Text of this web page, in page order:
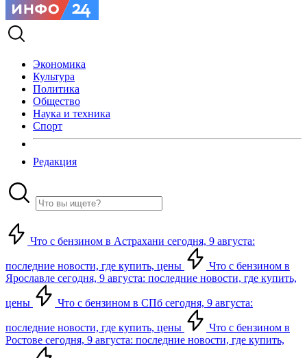
Экономика
Культура
Политика
Общество
Наука и техника
Спорт
Редакция
Что с бензином в Астрахани сегодня, 9 августа:
последние новости, где купить, цены
Что с бензином в
Ярославле сегодня, 9 августа: последние новости, где купить,
цены Что с бензином в СПб сегодня, 9 августа:
последние новости, где купить, цены
Что с бензином в
Ростове сегодня, 9 августа: последние новости, где купить,